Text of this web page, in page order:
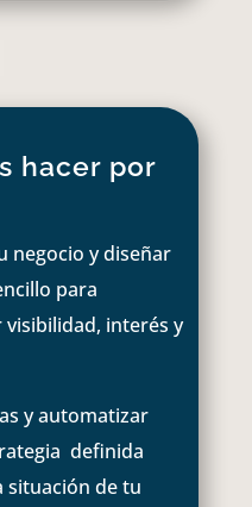
hacer por
negocio y diseñar
para
interés y
y automatizar
definida
situación de tu